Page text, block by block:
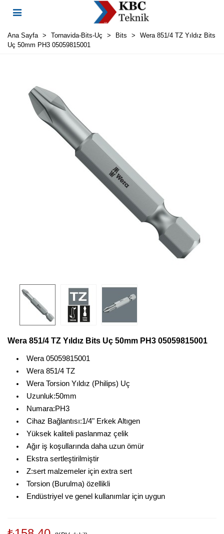
Ana Sayfa > Tornavida-Bits-Uç > Bits >
Wera 851/4 TZ Yıldız Bits
Uç 50mm PH3 05059815001
Wera 851/4 TZ Yıldız Bits Uç 50mm PH3 05059815001
Wera 05059815001
Wera 851/4 TZ
Wera Torsion Yıldız (Philips) Uç
Uzunluk:50mm
Numara:PH3
Cihaz Bağlantısı:1/4" Erkek Altıgen
Yüksek kaliteli paslanmaz çelik
Ağır iş koşullarında daha uzun ömür
Ekstra sertleştirilmiştir
Z:sert malzemeler için extra sert
Torsion (Burulma) özellikli
Endüstriyel ve genel kullanımlar için uygun